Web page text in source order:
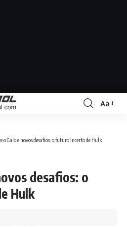
Aa
o Galo e novos desafios: o futuro incerto de Hulk
desafios: o
Hulk